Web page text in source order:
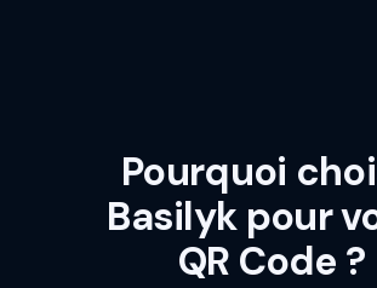
Pourquoi
Basilyk pour
QR Code ?